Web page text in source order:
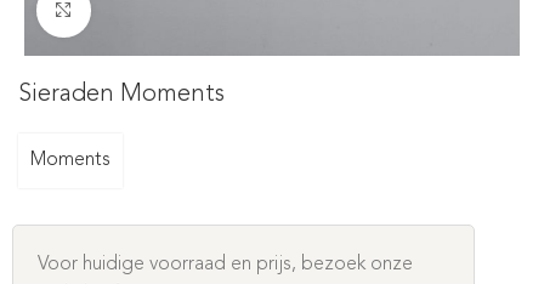
Click to enlarge
Sieraden Moments
Moments
Voor huidige voorraad en prijs, bezoek onze